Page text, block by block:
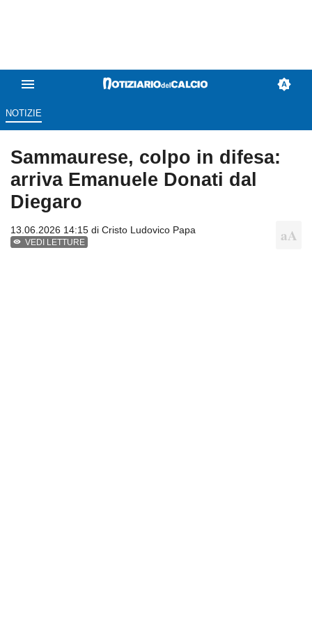
NOTIZIE
Sammaurese, colpo in difesa:
arriva Emanuele Donati dal
Diegaro
13.06.2026 14:15 di Cristo Ludovico Papa
VEDI LETTURE